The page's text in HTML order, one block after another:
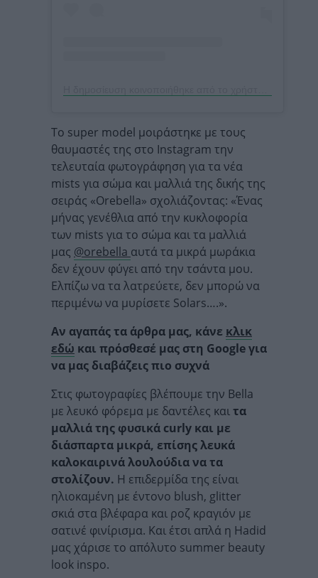
Το super model μοιράστηκε με τους
θαυμαστές της στο Instagram την
τελευταία φωτογράφηση για τα νέα
mists για σώμα και μαλλιά της δικής της
σειράς «Orebella» σχολιάζοντας: «Ένας
μήνας γενέθλια από την κυκλοφορία
των mists για το σώμα και τα μαλλιά
μας @orebella αυτά τα μικρά μωράκια
δεν έχουν φύγει από την τσάντα μου.
Ελπίζω να τα λατρεύετε, δεν μπορώ να
περιμένω να μυρίσετε Solars….».
Αν αγαπάς τα άρθρα μας, κάνε κλικ
εδώ και πρόσθεσέ μας στη Google για
να μας διαβάζεις πιο συχνά
Στις φωτογραφίες βλέπουμε την Bella
με λευκό φόρεμα με δαντέλες καιτα
μαλλιά της φυσικά curly και με
διάσπαρτα μικρά, επίσης λευκά
καλοκαιρινά λουλούδια να τα
στολίζουν. Η επιδερμίδα της είναι
ηλιοκαμένη με έντονο blush, glitter
σκιά στα βλέφαρα και ροζ κραγιόν με
σατινέ φινίρισμα. Και έτσι απλά η Hadid
μας χάρισε το απόλυτο summer beauty
look inspo.